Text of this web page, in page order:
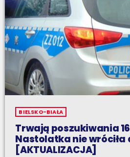
BIELSKO-BIAŁA
Trwają poszukiwania
Nastolatka nie wróciła
[AKTUALIZACJA]